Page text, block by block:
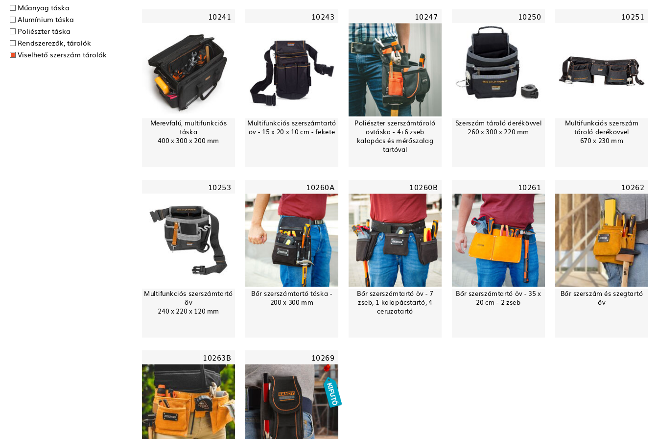
Műanyag táska
Alumínium táska
Poliészter táska
Rendszerezők, tárolók
Viselhető szerszám tárolók
10241
Merevfalú, multifunkciós
táska
400 x 300 x 200 mm
10243
Multifunkciós szerszámtartó
öv - 15 x 20 x 10 cm - fekete
10247
Poliészter szerszámtároló
övtáska - 4+6 zseb
kalapács és mérőszalag
tartóval
10250
Szerszám tároló derékövvel
260 x 300 x 220 mm
10251
Multifunkciós szerszám
tároló derékövvel
670 x 230 mm
10253
Multifunkciós szerszámtartó
öv
240 x 220 x 120 mm
10260A
Bőr szerszámtartó táska -
200 x 300 mm
10260B
Bőr szerszámtartó öv - 7
zseb, 1 kalapácstartó, 4
ceruzatartó
10261
Bőr szerszámtartó öv - 35 x
20 cm - 2 zseb
10262
Bőr szerszám és szegtartó
öv
10263B 10269